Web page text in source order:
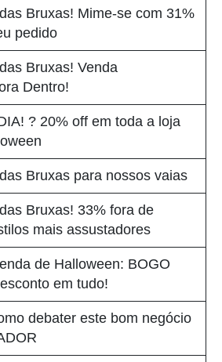
Bruxas! Mime-se com 31%
pedido
Bruxas! Venda
Dentro!
? 20% off em toda a loja
Bruxas para nossos vaias
Bruxas! 33% fora de
mais assustadores
de Halloween: BOGO
em tudo!
debater este bom negócio